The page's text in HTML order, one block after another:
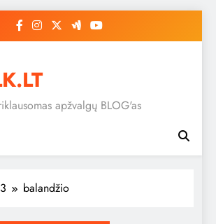
apžvalgų BLOG'as
balandžio